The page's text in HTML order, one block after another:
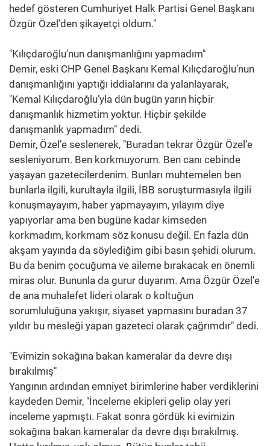
hedef gösteren Cumhuriyet Halk Partisi Genel Başkanı
Özgür Özel’den şikayetçi oldum."
"Kılıçdaroğlu’nun danışmanlığını yapmadım"
Demir, eski CHP Genel Başkanı Kemal Kılıçdaroğlu’nun
danışmanlığını yaptığı iddialarını da yalanlayarak,
"Kemal Kılıçdaroğlu’yla dün bugün yarın hiçbir
danışmanlık hizmetim yoktur. Hiçbir şekilde
danışmanlık yapmadım" dedi.
Demir, Özel’e seslenerek, "Buradan tekrar Özgür Özel’e
sesleniyorum. Ben korkmuyorum. Ben canı cebinde
yaşayan gazetecilerdenim. Bunları muhtemelen ben
bunlarla ilgili, kurultayla ilgili, İBB soruşturmasıyla ilgili
konuşmayayım, haber yapmayayım, yılayım diye
yapıyorlar ama ben bugüne kadar kimseden
korkmadım, korkmam söz konusu değil. En fazla dün
akşam yayında da söylediğim gibi basın şehidi olurum.
Bu da benim çocuğuma ve aileme bırakacak en önemli
miras olur. Bununla da gurur duyarım. Ama Özgür Özel’e
de ana muhalefet lideri olarak o koltuğun
sorumluluğuna yakışır, siyaset yapmasını buradan 37
yıldır bu mesleği yapan gazeteci olarak çağrımdır" dedi.
"Evimizin sokağına bakan kameralar da devre dışı
bırakılmış"
Yangının ardından emniyet birimlerine haber verdiklerini
kaydeden Demir, "İnceleme ekipleri gelip olay yeri
inceleme yapmıştı. Fakat sonra gördük ki evimizin
sokağına bakan kameralar da devre dışı bırakılmış.